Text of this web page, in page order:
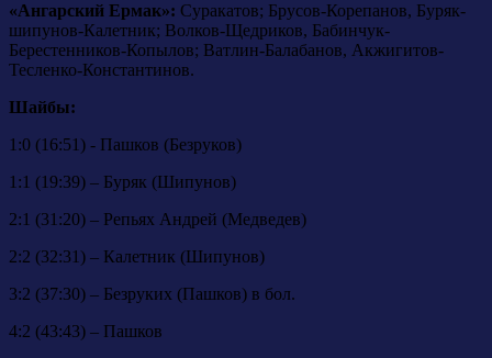
«Ангарский Ермак»: Суракатов; Брусов-Корепанов, Буряк-
шипунов-Калетник; Волков-Щедриков, Бабинчук-
Берестенников-Копылов; Ватлин-Балабанов, Акжигитов-
Тесленко-Константинов.
Шайбы:
1:0 (16:51) - Пашков (Безруков)
1:1 (19:39) – Буряк (Шипунов)
2:1 (31:20) – Репьях Андрей (Медведев)
2:2 (32:31) – Калетник (Шипунов)
3:2 (37:30) – Безруких (Пашков) в бол.
4:2 (43:43) – Пашков